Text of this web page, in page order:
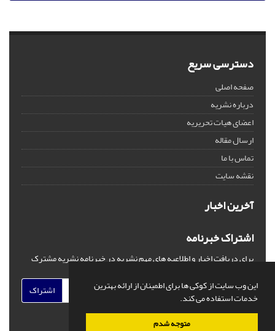
این وب سایت از کوکی ها برای اطمینان از ارائه بهترین
خدمات استفاده می کند.
متوجه شدم
دسترسی سریع
صفحه اصلی
درباره نشریه
اعضای هیات تحریریه
ارسال مقاله
تماس با ما
نقشه سایت
آخرین اخبار
اشتراک خبرنامه
برای دریافت اخبار و اطلاعیه های مهم نشریه در خبرنامه نشریه مشترک
اشتراک